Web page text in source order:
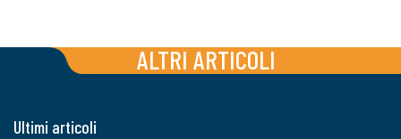
ALTRI ARTICOLI
Ultimi articoli